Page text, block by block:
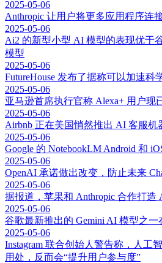
2025-05-06
Anthropic 让用户将更多应用程序连
2025-05-06
Ai2 的新型小型 AI 模型的表现优于
模型
2025-05-06
FutureHouse 发布了据称可以加速科
2025-05-06
亚马逊首席执行官称 Alexa+ 用户现
2025-05-06
Airbnb 正在美国悄然推出 AI 客服机
2025-05-06
Google 的 NotebookLM Android 和
2025-05-06
OpenAI 承诺做出改变，防止未来
2025-05-06
据报道，苹果和 Anthropic 合作打造
2025-05-06
谷歌最新推出的 Gemini AI 模型之
2025-05-06
Instagram 联合创始人警告称，人工
用处，反而会“提升用户参与度”